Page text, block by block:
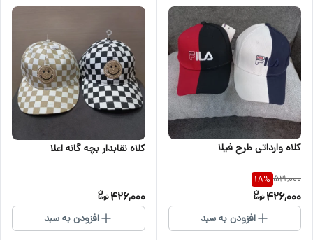
کلاه وارداتی طرح فیلا
521,000
18%
426,000
افزودن به سبد
کلاه نقابدار بچه گانه اعلا
426,000
افزودن به سبد